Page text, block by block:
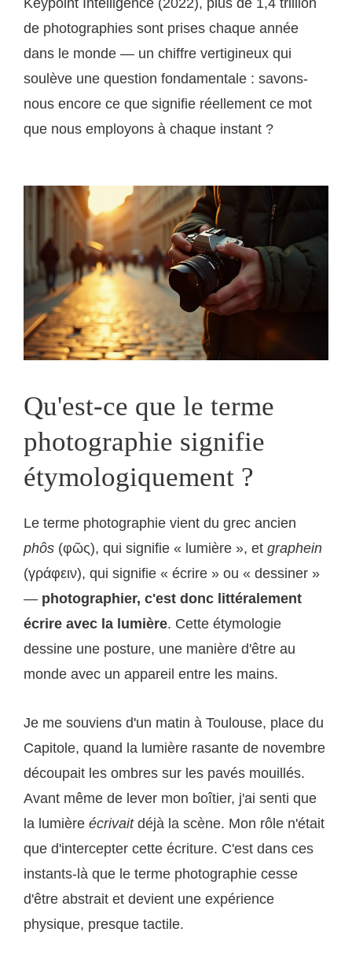
de photographies sont prises chaque année
dans le monde — un chiffre vertigineux qui
soulève une question fondamentale : savons-
nous encore ce que signifie réellement ce mot
que nous employons à chaque instant ?
Qu'est-ce que le terme
photographie signifie
étymologiquement ?
Le terme photographie vient du grec ancien
phôs (φῶς), qui signifie « lumière », et graphein
(γράφειν), qui signifie « écrire » ou « dessiner »
— photographier, c'est donc littéralement
écrire avec la lumière. Cette étymologie
dessine une posture, une manière d'être au
monde avec un appareil entre les mains.
Je me souviens d'un matin à Toulouse, place du
Capitole, quand la lumière rasante de novembre
découpait les ombres sur les pavés mouillés.
Avant même de lever mon boîtier, j'ai senti que
la lumière écrivaitdéjà la scène. Mon rôle n'était
que d'intercepter cette écriture. C'est dans ces
instants-là que le terme photographie cesse
d'être abstrait et devient une expérience
physique, presque tactile.